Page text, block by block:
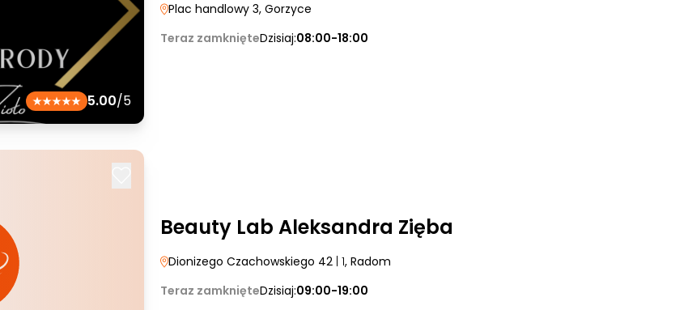
5.00/5
Plac handlowy 3, Gorzyce
Teraz zamknięteDzisiaj:08:00-18:00
Beauty Lab Aleksandra Zięba
Dionizego Czachowskiego 42 | 1, Radom
Teraz zamknięteDzisiaj:09:00-19:00